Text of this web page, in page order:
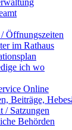
Öffnungszeiten
im Rathaus
ich wo
Online
Beiträge,
/ Satzungen
Behörden